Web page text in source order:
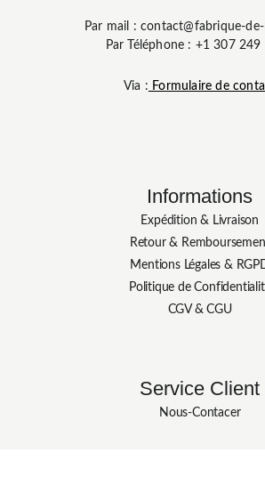
Par mail : contact@fabrique-
Par Téléphone : +1 307 249
Via : Formulaire de
Informations
Expédition & Livraison
Retour &
Mentions Légales &
Politique de
CGV & CGU
Service Client
Nous-Contacer